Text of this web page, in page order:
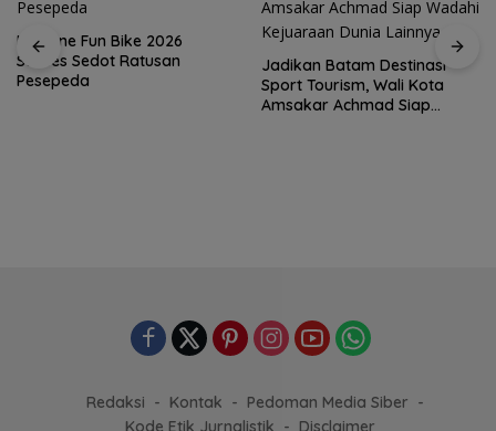
MaxOne Fun Bike 2026
Sukses Sedot Ratusan
Pesepeda
Jadikan Batam Destinasi
Sport Tourism, Wali Kota
Amsakar Achmad Siap
Redaksi Kontak
Pedoman Media Siber